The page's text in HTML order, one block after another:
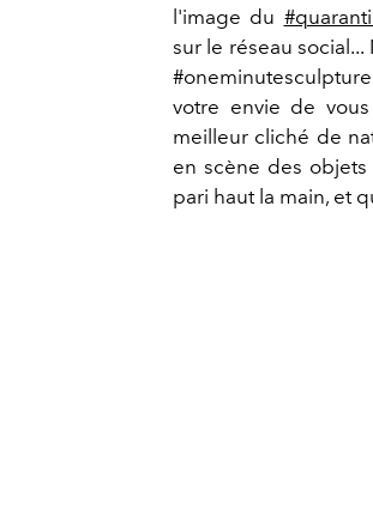
l'image du
sur le réseau
votre envie de
meilleur cliché de
en scène des
pari haut la main, et